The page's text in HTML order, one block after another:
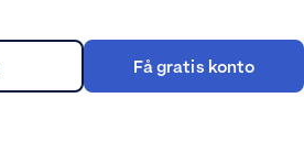
Få gratis konto